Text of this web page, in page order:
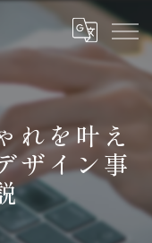
れを叶え
ザイン事